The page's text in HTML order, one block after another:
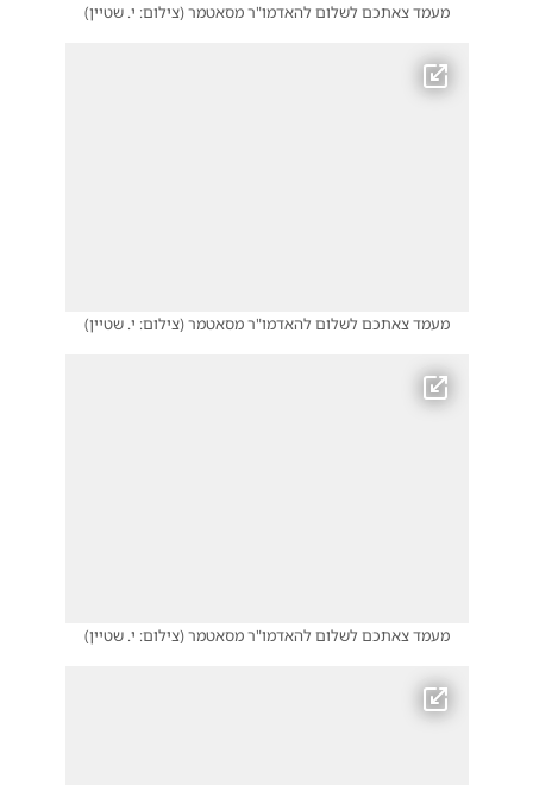
מעמד צאתכם לשלום להאדמו"ר מסאטמר(צילום: י. שטיין)
מעמד צאתכם לשלום להאדמו"ר מסאטמר(צילום: י. שטיין)
מעמד צאתכם לשלום להאדמו"ר מסאטמר(צילום: י. שטיין)